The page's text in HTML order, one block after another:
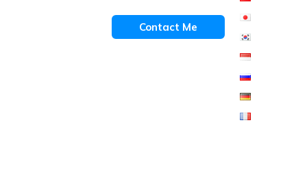
Contact Me